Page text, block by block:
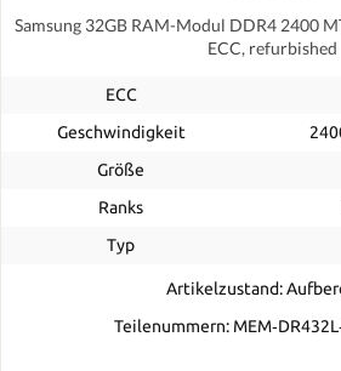
Samsung 32GB RAM-Modul DDR4 2400
ECC, refurbished
ECC
Geschwindigkeit
Größe
Ranks
Typ
Artikelzustand:
Teilenummern: